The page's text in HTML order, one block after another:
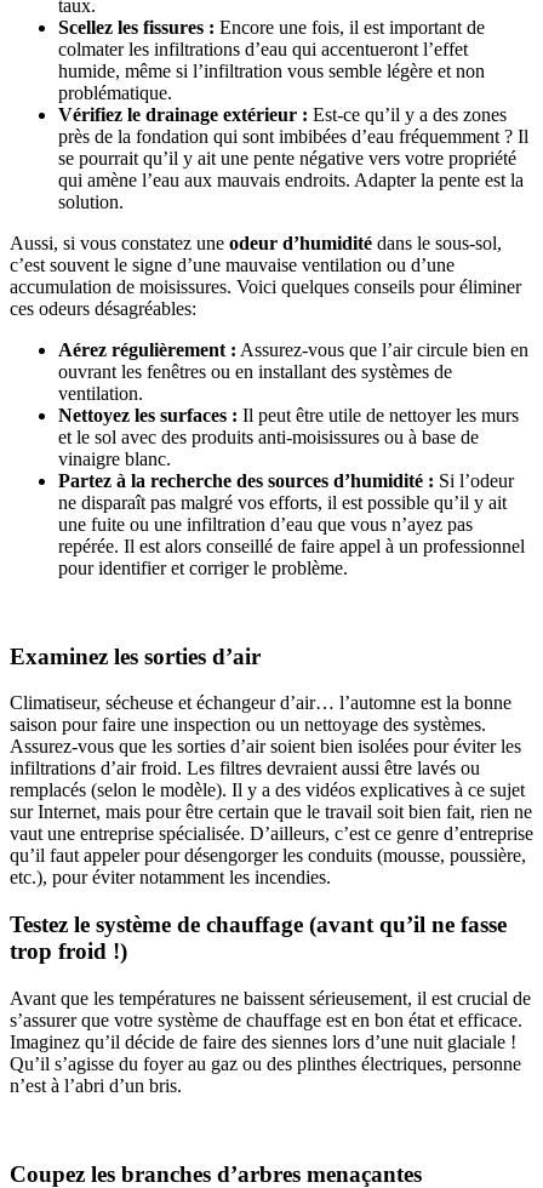
taux.
Scellez les fissures : Encore une fois, il est important de
colmater les infiltrations d’eau qui accentueront l’effet
humide, même si l’infiltration vous semble légère et non
problématique.
Vérifiez le drainage extérieur : Est-ce qu’il y a des zones
près de la fondation qui sont imbibées d’eau fréquemment ? Il
se pourrait qu’il y ait une pente négative vers votre propriété
qui amène l’eau aux mauvais endroits. Adapter la pente est la
solution.
Aussi, si vous constatez une odeur d’humidité dans le sous-sol,
c’est souvent le signe d’une mauvaise ventilation ou d’une
accumulation de moisissures. Voici quelques conseils pour éliminer
ces odeurs désagréables:
Aérez régulièrement : Assurez-vous que l’air circule bien en
ouvrant les fenêtres ou en installant des systèmes de
ventilation.
Nettoyez les surfaces : Il peut être utile de nettoyer les murs
et le sol avec des produits anti-moisissures ou à base de
vinaigre blanc.
Partez à la recherche des sources d’humidité : Si l’odeur
ne disparaît pas malgré vos efforts, il est possible qu’il y ait
une fuite ou une infiltration d’eau que vous n’ayez pas
repérée. Il est alors conseillé de faire appel à un professionnel
pour identifier et corriger le problème.
Examinez les sorties d’air
Climatiseur, sécheuse et échangeur d’air… l’automne est la bonne
saison pour faire une inspection ou un nettoyage des systèmes.
Assurez-vous que les sorties d’air soient bien isolées pour éviter les
infiltrations d’air froid. Les filtres devraient aussi être lavés ou
remplacés (selon le modèle). Il y a des vidéos explicatives à ce sujet
sur Internet, mais pour être certain que le travail soit bien fait, rien ne
vaut une entreprise spécialisée. D’ailleurs, c’est ce genre d’entreprise
qu’il faut appeler pour désengorger les conduits (mousse, poussière,
etc.), pour éviter notamment les incendies.
Testez le système de chauffage (avant qu’il ne fasse
trop froid !)
Avant que les températures ne baissent sérieusement, il est crucial de
s’assurer que votre système de chauffage est en bon état et efficace.
Imaginez qu’il décide de faire des siennes lors d’une nuit glaciale !
Qu’il s’agisse du foyer au gaz ou des plinthes électriques, personne
n’est à l’abri d’un bris.
Coupez les branches d’arbres menaçantes